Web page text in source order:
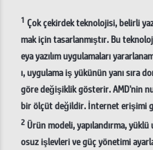
1 Çok çekirdek teknolojisi, belirli
mak için tasarlanmıştır. Bu
eya yazılım uygulamaları
ı, uygulama iş yükünün yanı sıra
göre değişiklik gösterir. AMD'nin
bir ölçüt değildir. İnternet erişimi
2Ürün modeli, yapılandırma,
osuz işlevleri ve güç yönetimi